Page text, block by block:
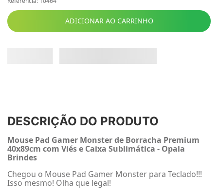
ADICIONAR AO CARRINHO
DESCRIÇÃO DO PRODUTO
Mouse Pad Gamer Monster de Borracha Premium
40x89cm com Viés e Caixa Sublimática - Opala
Brindes
Chegou o Mouse Pad Gamer Monster para Teclado!!!
Isso mesmo! Olha que legal!